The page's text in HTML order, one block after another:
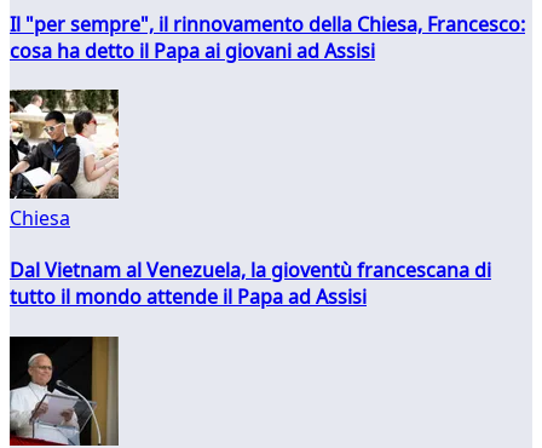
Il "per sempre", il rinnovamento della Chiesa, Francesco:
cosa ha detto il Papa ai giovani ad Assisi
Chiesa
Dal Vietnam al Venezuela, la gioventù francescana di
tutto il mondo attende il Papa ad Assisi